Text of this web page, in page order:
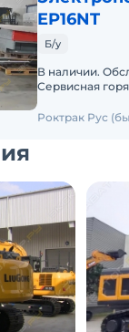
EP16NT
Б/у
В наличии.
Сервисная
Роктрак Рус